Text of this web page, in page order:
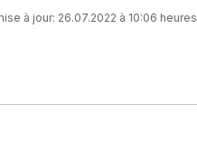
à jour: 26.07.2022 à 10:06 heures